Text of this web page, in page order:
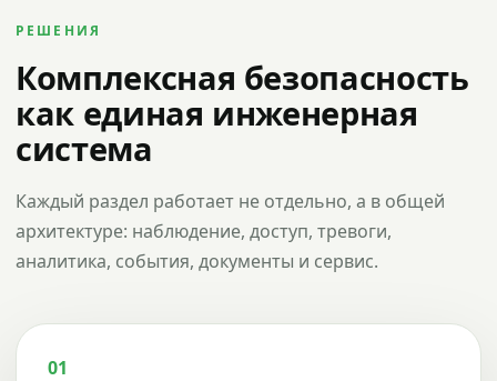
РЕШЕНИЯ
Комплексная безопасность
как единая инженерная
система
Каждый раздел работает не отдельно, а в общей
архитектуре: наблюдение, доступ, тревоги,
аналитика, события, документы и сервис.
01